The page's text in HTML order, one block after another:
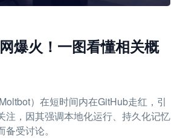
爆火！一图看懂相关概
）在短时间内在GitHub走红，引
注，因其强调本地化运行、持久化记忆
受讨论。